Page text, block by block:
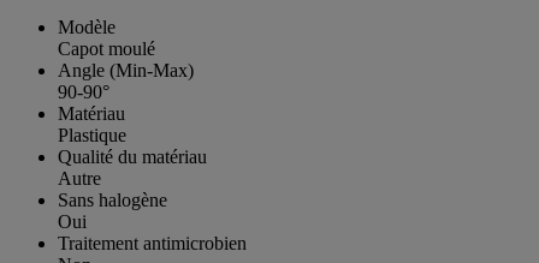
Modèle
Capot moulé
Angle (Min-Max)
90-90°
Matériau
Plastique
Qualité du matériau
Autre
Sans halogène
Oui
Traitement antimicrobien